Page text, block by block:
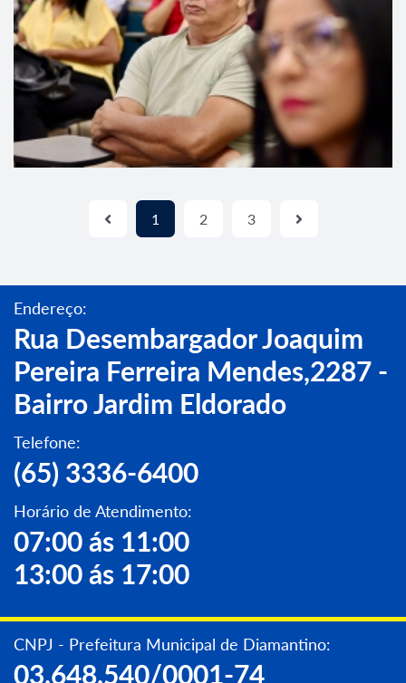
1 2 3
Endereço:
Rua Desembargador Joaquim
Pereira Ferreira Mendes,2287 -
Bairro Jardim Eldorado
Telefone:
(65) 3336-6400
Horário de Atendimento:
07:00 ás 11:00
13:00 ás 17:00
CNPJ - Prefeitura Municipal de Diamantino:
03.648.540/0001-74